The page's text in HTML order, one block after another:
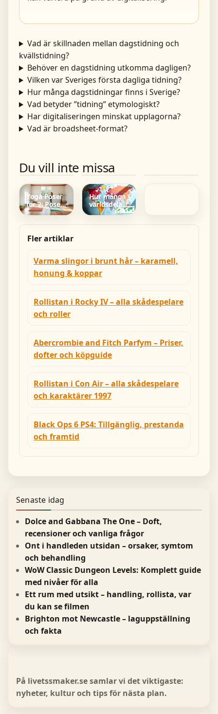
Vad är skillnaden mellan dagstidning och
kvällstidning?
Behöver en dagstidning utkomma dagligen?
Vilken var Sveriges första dagliga tidning?
Hur många dagstidningar finns i Sverige?
Vad betyder ”tidning” etymologiskt?
Har digitaliseringen minskat upplagorna?
Vad är broadsheet-format?
Du vill inte missa
Flykten till
Framtiden –
fakta och
priser
Mean Girls
2004 och
komplett
lista
Yoga Poser
för 2: Poser
för
Barn,
Vänner
Hur många
världsdelar
finns det? 7,
kontinenter
herpes ut? –
Fler artiklar
Varma slingor i brunt hår – karamell,
honung & koppar
Rollistan i Rocky IV – alla skådespelare
och roller
Abercrombie and Fitch Parfym – Priser,
dofter och köpguide
Rollistan i Con Air – alla skådespelare
och karaktärer 1997
Black Ops 6 PS4: Tillgänglig, prestanda
och framtid
Senaste idag
Dolce and Gabbana The One – Doft,
recensioner och vanliga frågor
Ont i handleden utsidan – orsaker, symtom
och behandling
WoW Classic Dungeon Levels: Komplett guide
med nivåer för alla
Ett rum med utsikt – handling, rollista, var
du kan se filmen
Brighton mot Newcastle – laguppställning
och fakta
På livetssmaker.se samlar vi det viktigaste:
nyheter, kultur och tips för nästa plan.